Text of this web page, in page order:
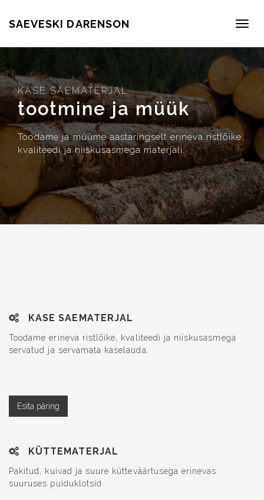
SAEVESKI DARENSON
KASE SAEMATERJAL
tootmine ja müük
Toodame ja müüme aastaringselt erineva ristlõike,
kvaliteedi ja niiskusasmega materjali.
KASE SAEMATERJAL
Toodame erineva ristlõike, kvaliteedi ja niiskusasmega
servatud ja servamata kaselauda.
KÜTTEMATERJAL
Pakitud, kuivad ja suure kütteväärtusega erinevas
suuruses puiduklotsid.